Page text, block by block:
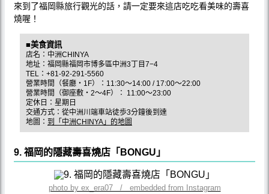
來到了福岡縣旅行觀光的話，請一定要來這店吃吃看美味的壽喜
燒喔！
■美食資訊
店名：中洲CHINYA
地址：福岡縣福岡市博多區中洲3丁目7−4
TEL：+81-92-291-5560
營業時間（餐廳・1F）：11:30～14:00 / 17:00～22:00
營業時間（御座敷・2～4F）： 11:00～23:00
定休日：星期日
交通方式：從中洲川端車站徒歩3分鐘後到達
地圖： 到「中洲CHINYA」的地圖
9. 福岡的隱藏壽喜燒店「BONGU」
photo by ex_era07 / embedded from Instagram